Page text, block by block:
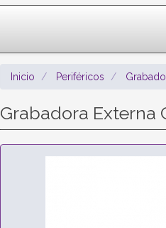
Inicio Periféricos
Grabadora Externa